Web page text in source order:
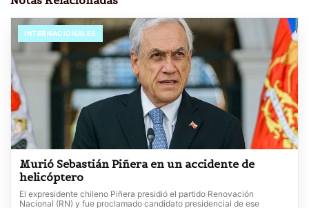
INTERNACIONALES
Murió Sebastián Piñera en un accidente de
helicóptero
El expresidente chileno Piñera presidió el partido Renovación
Nacional (RN) y fue proclamado candidato presidencial de ese